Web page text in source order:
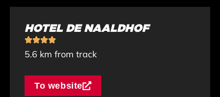
HOTEL DE NAALDHOF
5.6 km from track
To website